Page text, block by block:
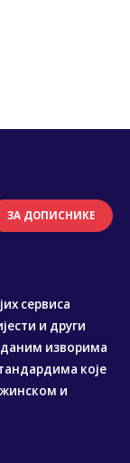
ЗА ДОПИСНИКЕ
сервиса
и други
изворима
које
и